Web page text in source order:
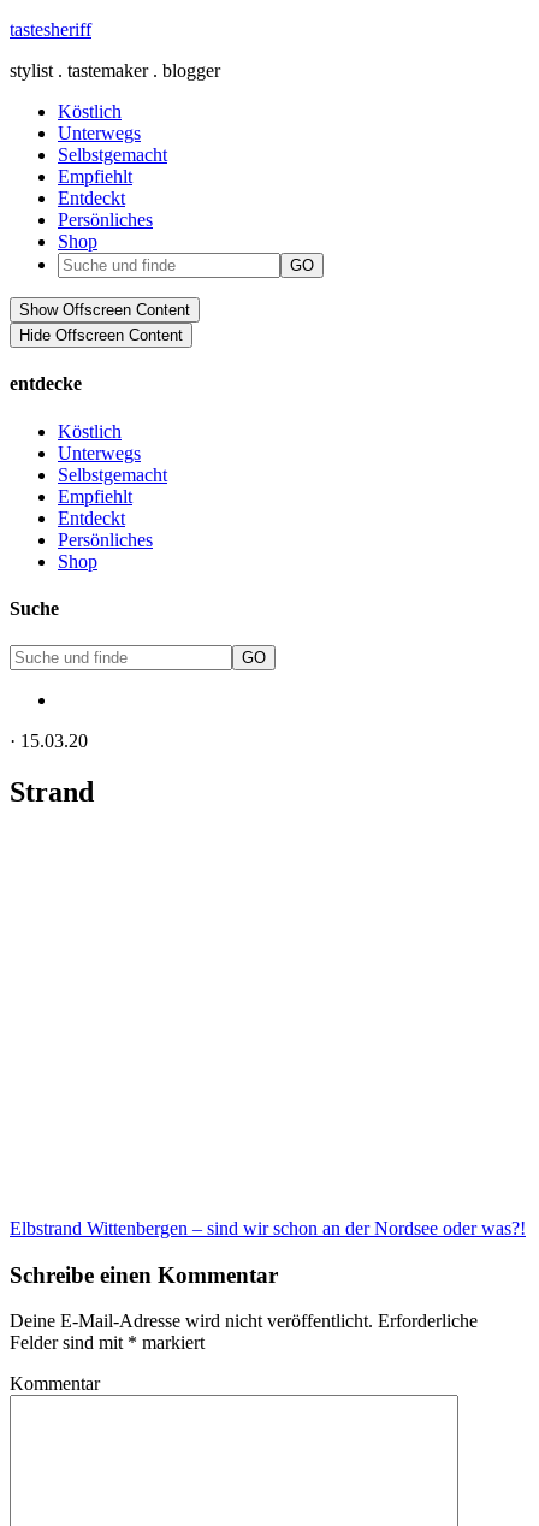
tastesheriff
stylist . tastemaker . blogger
Köstlich
Unterwegs
Selbstgemacht
Empfiehlt
Entdeckt
Persönliches
Shop
Show Offscreen Content
Hide Offscreen Content
entdecke
Köstlich
Unterwegs
Selbstgemacht
Empfiehlt
Entdeckt
Persönliches
Shop
Suche
· 15.03.20
Strand
Elbstrand Wittenbergen – sind wir schon an der Nordsee oder was?!
Schreibe einen Kommentar
Deine E-Mail-Adresse wird nicht veröffentlicht. Erforderliche
Felder sind mit * markiert
Kommentar